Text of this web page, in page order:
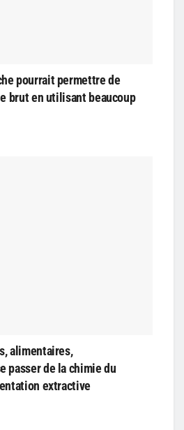
pourrait permettre de
brut en utilisant beaucoup
alimentaires,
passer de la chimie du
extractive